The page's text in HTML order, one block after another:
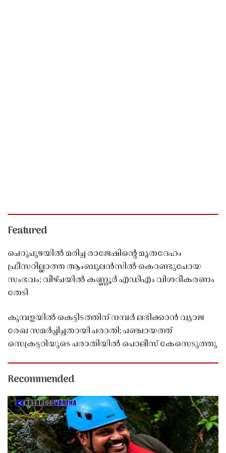
Featured
ചെറുപുഴയിൽ മരിച്ച രാജേഷിൻ്റെ മൃതദേഹം
ഫ്രീസറില്ലാത്ത ആംബുലൻസിൽ കൊണ്ടുപോയ
സംഭവം; വീഴ്ചയിൽ കണ്ണൂർ എഡിഎം വിശദീകരണം
തേടി
കുമ്പളയിൽ കെട്ടിടത്തിന് നമ്പർ ലഭിക്കാൻ വ്യാജ
രേഖ സമർപ്പിച്ചതായി പരാതി; പഞ്ചായത്ത്
സെക്രട്ടറിയുടെ പരാതിയിൽ പൊലീസ് കേസെടുത്തു
Recommended